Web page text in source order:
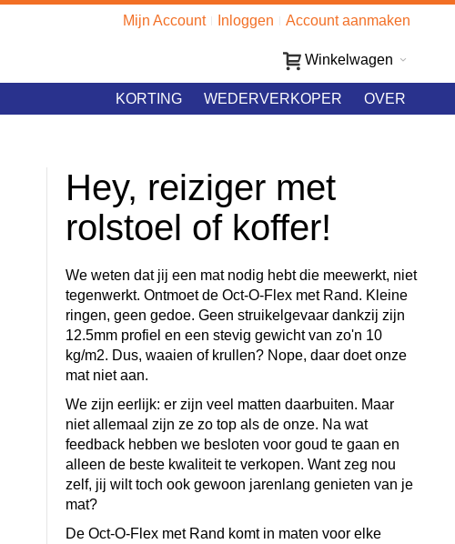
Mijn Account Inloggen Account aanmaken
Winkelwagen
OVER
WEDERVERKOPER
KORTING
Hey, reiziger met
rolstoel of koffer!
We weten dat jij een mat nodig hebt die meewerkt, niet
tegenwerkt. Ontmoet de Oct-O-Flex met Rand. Kleine
ringen, geen gedoe. Geen struikelgevaar dankzij zijn
12.5mm profiel en een stevig gewicht van zo'n 10
kg/m2. Dus, waaien of krullen? Nope, daar doet onze
mat niet aan.
We zijn eerlijk: er zijn veel matten daarbuiten. Maar
niet allemaal zijn ze zo top als de onze. Na wat
feedback hebben we besloten voor goud te gaan en
alleen de beste kwaliteit te verkopen. Want zeg nou
zelf, jij wilt toch ook gewoon jarenlang genieten van je
mat?
De Oct-O-Flex met Rand komt in maten voor elke